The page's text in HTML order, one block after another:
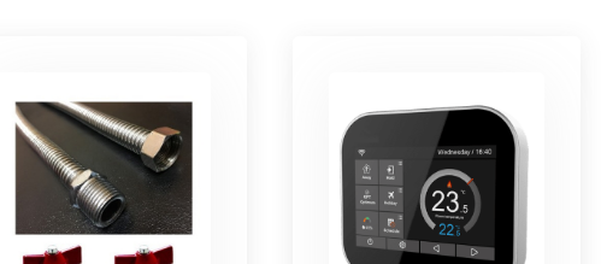
мм поставляется отдельными частями. Соединение частей
соединение.
прибор позволяет создать идеальный микроклимат в
влажных помещений. Корпус конвектора изготавливается